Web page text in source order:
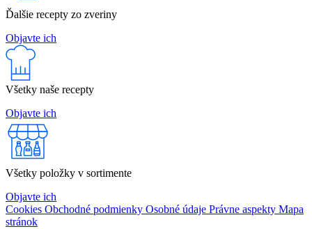
Ďalšie recepty zo zveriny
Objavte ich
Všetky naše recepty
Objavte ich
Všetky položky v sortimente
Objavte ich
Cookies Obchodné podmienky Osobné údaje Právne aspekty Mapa
stránok